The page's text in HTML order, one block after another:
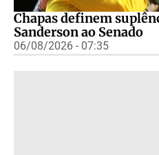
Chapas definem
Sanderson ao Senado
06/08/2026 - 07:35